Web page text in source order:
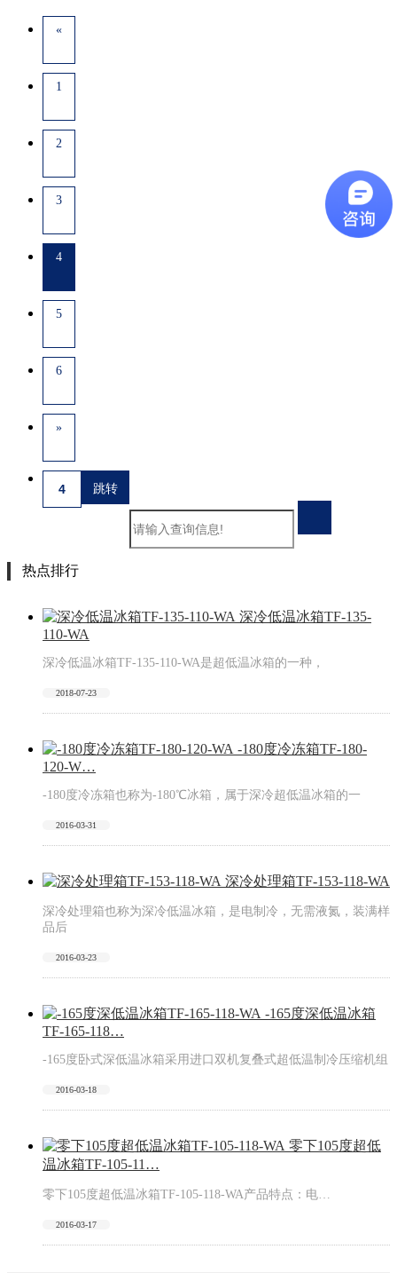
«
1
2
3
4
5
6
»
热点排行
深冷低温​冰箱TF-135-
110-WA
深冷低温冰箱​TF-135-110-WA是超低温冰箱的一种，
2018-07-23
-180度冷冻箱TF-180-
120-W…
-180度冷冻箱也称为-180℃冰箱，属于深冷超低温冰箱的一
2016-03-31
深冷处理箱TF-153-118-WA
深冷处理箱也称为深冷低温冰箱，是电制冷，无需液氮，装满样
品后
2016-03-23
-165度深低温冰箱
TF-165-118…
-165度卧式深低温冰箱采用进口双机复叠式超低温制冷压缩机组
2016-03-18
零下105度超低
温冰箱TF-105-11…
零下105度超低温冰箱TF-105-118-WA产品特点：电…
2016-03-17